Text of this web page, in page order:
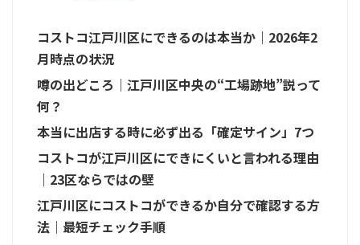
コストコ江戸川区にできるのは本当か｜2026年2
月時点の状況
噂の出どころ｜江戸川区中央の“工場跡地”説って
何？
本当に出店する時に必ず出る「確定サイン」7つ
コストコが江戸川区にできにくいと言われる理由
｜23区ならではの壁
江戸川区にコストコができるか自分で確認する方
法｜最短チェック手順